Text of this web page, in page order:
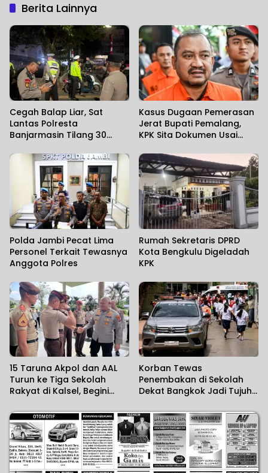
Berita Lainnya
Cegah Balap Liar, Sat
Lantas Polresta
Banjarmasin Tilang 30
Kasus Dugaan Pemerasan
Jerat Bupati Pemalang,
KPK Sita Dokumen Usai
Wilayah
Polda Jambi Pecat Lima
Personel Terkait Tewasnya
Anggota Polres
Rumah Sekretaris DPRD
Kota Bengkulu Digeladah
KPK
15 Taruna Akpol dan AAL
Turun ke Tiga Sekolah
Rakyat di Kalsel, Begini
Korban Tewas
Penembakan di Sekolah
Dekat Bangkok Jadi Tujuh